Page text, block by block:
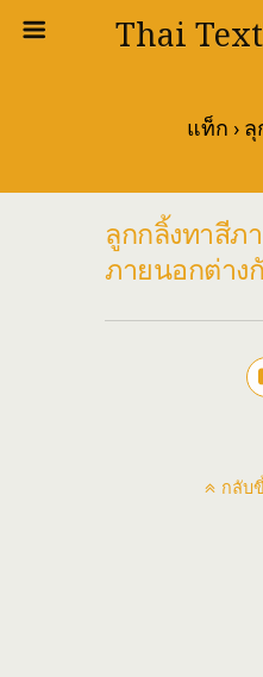
Thai
แท็ก ›
ลูกกลิ้งทาสีภ
ภายนอกต่าง
กลับ